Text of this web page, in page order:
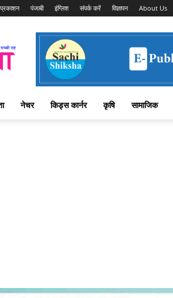
पंजाबी इंग्लिश संपर्क करें विज्ञापन About Us
नेचर किड्स कार्नर कृषि सामाजिक